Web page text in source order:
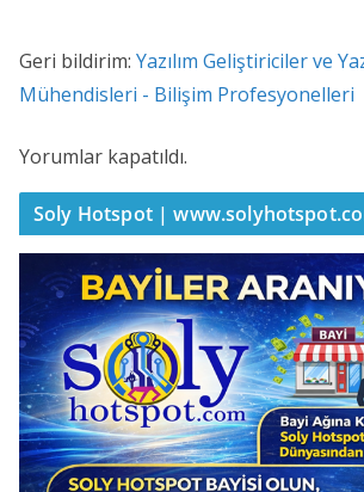
Geri bildirim: Yazılım Geliştiriciler ve
Mühendisleri - Bilişim Profesyonelleri
Yorumlar kapatıldı.
Soly Hotspot |